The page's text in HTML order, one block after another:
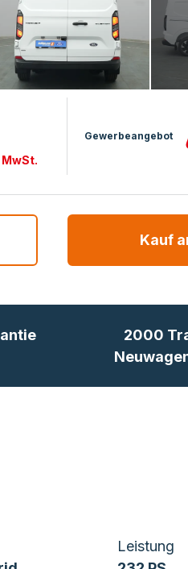
Gewerbeangebot
Kauf
2000
Leistung